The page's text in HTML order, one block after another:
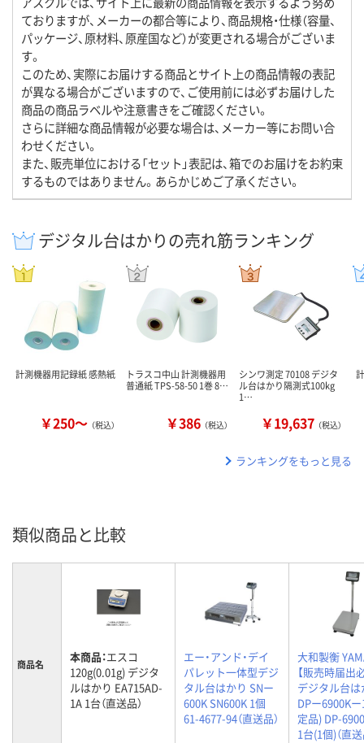
ておりますが、メーカーの都合等により、商品規格・仕様（容量、
パッケージ、原材料、原産国など）が変更される場合がございま
す。
このため、実際にお届けする商品とサイト上の商品情報の表記
が異なる場合がございますので、ご使用前には必ずお届けした
商品の商品ラベルや注意書きをご確認ください。
さらに詳細な商品情報が必要な場合は、メーカー等にお問い合
わせください。
また、販売単位における「セット」表記は、箱でのお届けをお約束
するものではありません。あらかじめご了承ください。
デジタル台はかりの売れ筋ランキング
計測機器用記録紙 感熱紙
￥250～ （税込）
トラスコ中山 計測機器用
普通紙 TPS-58-50 1巻 8…
￥386 （税込）
シンワ測定 70108 デジタ
ル台はかり隔測式100kg
1…
￥19,637 （税込）
ランキングをもっと見る
類似商品と比較
商品名 本商品：エスコ
120g(0.01g) デジタ
ルはかり EA715AD-
1A 1台（直送品）
エー・アンド・デイ
パレット一体型デジ
タル台はかり SNー
600K SN600K 1個
61-4677-94（直送品）
大和製衡
【販売時届出
デジタル台は
DPー6900K
定品) DP-
1台(1個)（直送